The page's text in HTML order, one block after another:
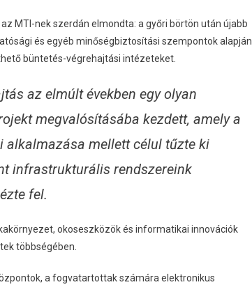
MTI-nek szerdán elmondta: a győri börtön után újabb
és egyéb minőségbiztosítási szempontok alapján
büntetés-végrehajtási intézeteket.
az elmúlt években egy olyan
megvalósításába kezdett, amely a
alkalmazása mellett célul tűzte ki
infrastrukturális rendszereink
fel.
okoseszközök és informatikai innovációk
többségében.
a fogvatartottak számára elektronikus